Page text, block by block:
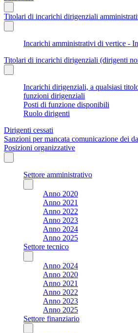
Titolari di incarichi dirigenziali
Incarichi amministrativi di vertice -
Titolari di incarichi dirigenziali (dirigenti
Incarichi dirigenziali, a qualsiasi
funzioni dirigenziali
Posti di funzione disponibili
Ruolo dirigenti
Dirigenti cessati
Sanzioni per mancata comunicazione dei
Posizioni organizzative
Settore amministrativo
Anno 2020
Anno 2021
Anno 2022
Anno 2023
Anno 2024
Anno 2025
Settore tecnico
Anno 2024
Anno 2020
Anno 2021
Anno 2022
Anno 2023
Anno 2025
Settore finanziario